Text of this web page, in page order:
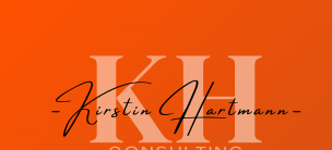
springen